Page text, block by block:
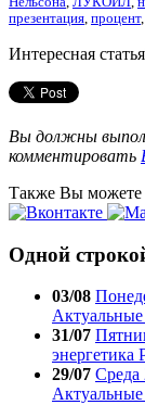
презентация, процент,
Интересная
Вы должны
комментировать
Также Вы можете
Одной
03/08
31/07
энергетика
29/07 Среда